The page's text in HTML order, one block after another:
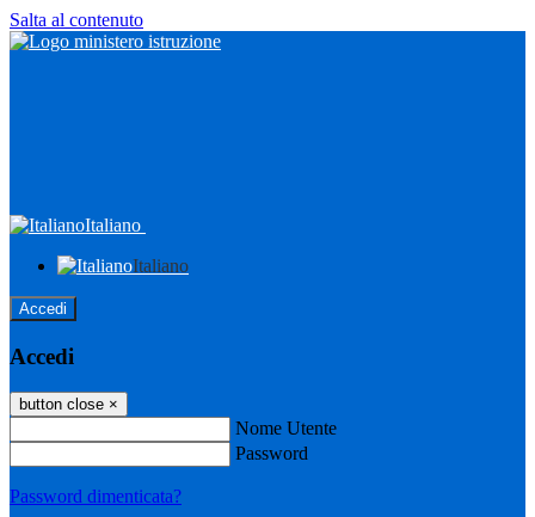
Salta al contenuto
Italiano
Italiano
Accedi
Accedi
button close ×
Nome Utente
Password
Password dimenticata?